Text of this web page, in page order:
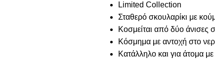
Limited Collection
Σταθερό σκουλαρίκι με
Κοσμείται από δύο άνισες
Κόσμημα με αντοχή στο
Κατάλληλο και για άτομα με